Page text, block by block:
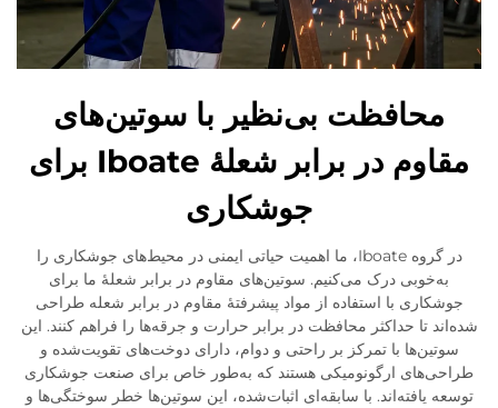
محافظت بی‌نظیر با سوتین‌های
مقاوم در برابر شعلهٔ Iboate برای
جوشکاری
در گروه Iboate، ما اهمیت حیاتی ایمنی در محیط‌های جوشکاری را
به‌خوبی درک می‌کنیم. سوتین‌های مقاوم در برابر شعلهٔ ما برای
جوشکاری با استفاده از مواد پیشرفتهٔ مقاوم در برابر شعله طراحی
شده‌اند تا حداکثر محافظت در برابر حرارت و جرقه‌ها را فراهم کنند. این
سوتین‌ها با تمرکز بر راحتی و دوام، دارای دوخت‌های تقویت‌شده و
طراحی‌های ارگونومیکی هستند که به‌طور خاص برای صنعت جوشکاری
توسعه یافته‌اند. با سابقه‌ای اثبات‌شده، این سوتین‌ها خطر سوختگی‌ها و